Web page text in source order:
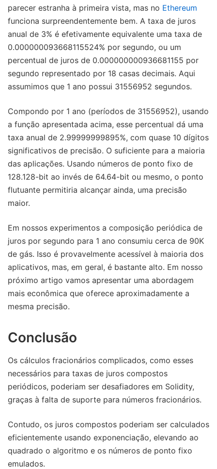
parecer estranha à primeira vista, mas no Ethereum
funciona surpreendentemente bem. A taxa de juros
anual de 3% é efetivamente equivalente uma taxa de
0.000000093668115524% por segundo, ou um
percentual de juros de 0.000000000936681155 por
segundo representado por 18 casas decimais. Aqui
assumimos que 1 ano possui 31556952 segundos.
Compondo por 1 ano (períodos de 31556952), usando
a função apresentada acima, esse percentual dá uma
taxa anual de 2.99999999895%, com quase 10 dígitos
significativos de precisão. O suficiente para a maioria
das aplicações. Usando números de ponto fixo de
128.128-bit ao invés de 64.64-bit ou mesmo, o ponto
flutuante permitiria alcançar ainda, uma precisão
maior.
Em nossos experimentos a composição periódica de
juros por segundo para 1 ano consumiu cerca de 90K
de gás. Isso é provavelmente acessível à maioria dos
aplicativos, mas, em geral, é bastante alto. Em nosso
próximo artigo vamos apresentar uma abordagem
mais econômica que oferece aproximadamente a
mesma precisão.
Conclusão
Os cálculos fracionários complicados, como esses
necessários para taxas de juros compostos
periódicos, poderiam ser desafiadores em Solidity,
graças à falta de suporte para números fracionários.
Contudo, os juros compostos poderiam ser calculados
eficientemente usando exponenciação, elevando ao
quadrado o algoritmo e os números de ponto fixo
emulados.